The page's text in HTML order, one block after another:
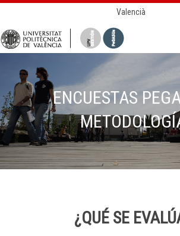
Valencià
ENCUESTAS
¿QUÉ SE